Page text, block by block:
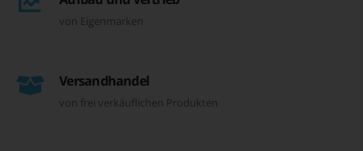
von Eigenmarken
Versandhandel
von frei verkäuflichen Produkten